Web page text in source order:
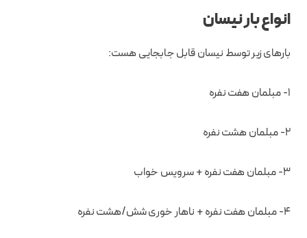
انواع بار نیسان
بارهای زیر توسط نیسان قابل جابجایی هست:
۱- مبلمان هفت نفره
۲- مبلمان هشت نفره
۳- مبلمان هفت نفره + سرویس خواب
۴- مبلمان هفت نفره + ناهار خوری شش/هشت نفره